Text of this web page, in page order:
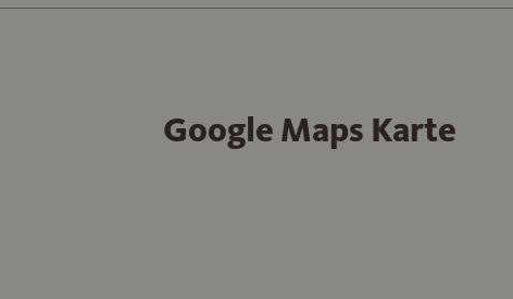
Google Maps Karte